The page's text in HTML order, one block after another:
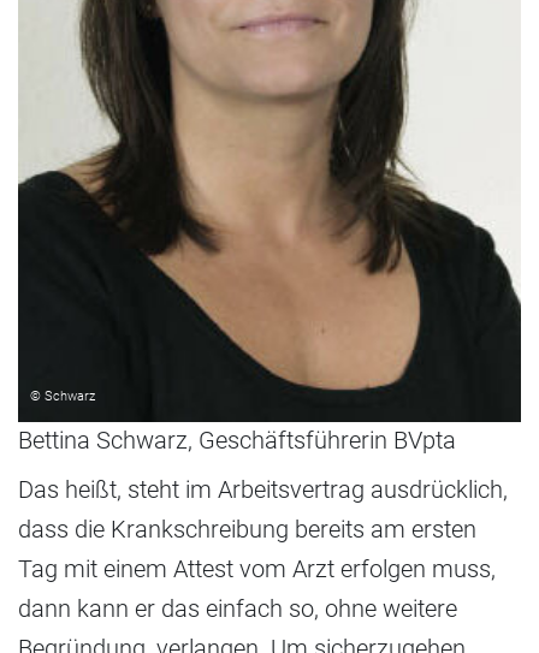
© Schwarz
Bettina Schwarz, Geschäftsführerin BVpta
Das heißt, steht im Arbeitsvertrag ausdrücklich,
dass die Krankschreibung bereits am ersten
Tag mit einem Attest vom Arzt erfolgen muss,
dann kann er das einfach so, ohne weitere